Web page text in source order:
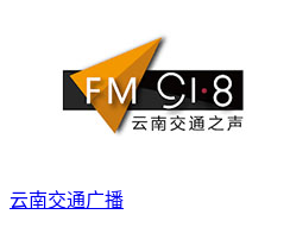
云南交通广播